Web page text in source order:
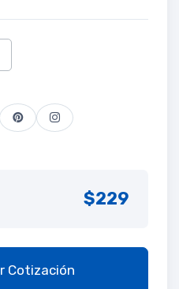
$229
Cotización